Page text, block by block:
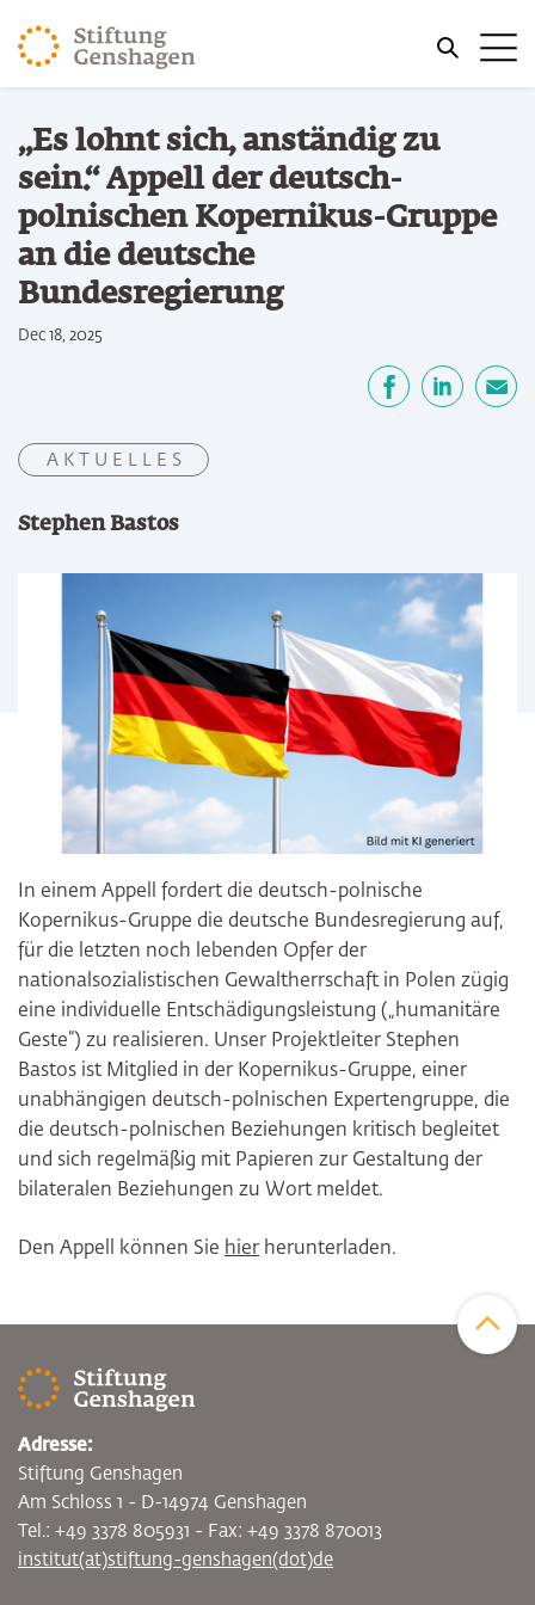
ZUM HAUPTINHALT SPRINGEN
ZUR SUCHE SPRINGEN
Sie befinden sich hier:
Start
„Es lohnt sich, anständig zu
sein.“ Appell der deutsch-
polnischen Kopernikus-Gruppe
an die deutsche
Bundesregierung
Dec 18, 2025
A K T U E L L E S
Stephen Bastos
In einem Appell fordert die deutsch-polnische
Kopernikus-Gruppe die deutsche Bundesregierung auf,
für die letzten noch lebenden Opfer der
nationalsozialistischen Gewaltherrschaft in Polen zügig
eine individuelle Entschädigungsleistung („humanitäre
Geste“) zu realisieren. Unser Projektleiter Stephen
Bastos ist Mitglied in der Kopernikus-Gruppe, einer
unabhängigen deutsch-polnischen Expertengruppe, die
die deutsch-polnischen Beziehungen kritisch begleitet
und sich regelmäßig mit Papieren zur Gestaltung der
bilateralen Beziehungen zu Wort meldet.
Den Appell können Sie hier herunterladen.
Adresse:
Stiftung Genshagen
Am Schloss 1 - D-14974 Genshagen
Tel.: +49 3378 805931 - Fax: +49 3378 870013
institut(at)stiftung-genshagen(dot)de